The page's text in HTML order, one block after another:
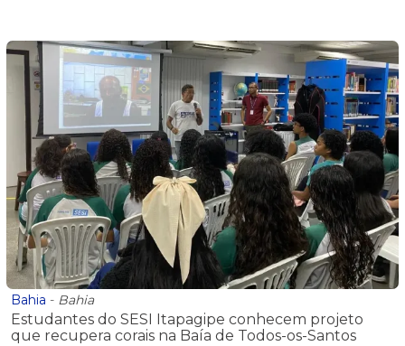
Bahia - Bahia
Estudantes do SESI Itapagipe conhecem projeto
que recupera corais na Baía de Todos-os-Santos